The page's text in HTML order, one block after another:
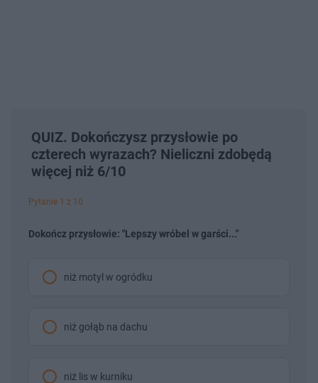
QUIZ. Dokończysz przysłowie po
czterech wyrazach? Nieliczni zdobędą
więcej niż 6/10
Pytanie 1 z 10
Dokończ przysłowie: "Lepszy wróbel w garści..."
niż motyl w ogródku
niż gołąb na dachu
niż lis w kurniku